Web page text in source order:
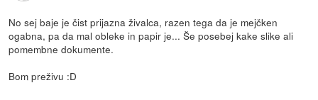
No sej baje je čist prijazna živalca, razen tega da je mejčken
ogabna, pa da mal obleke in papir je... Še posebej kake slike ali
pomembne dokumente.
Bom preživu :D